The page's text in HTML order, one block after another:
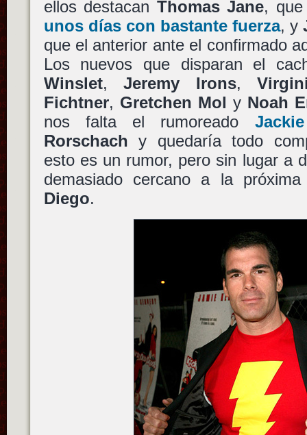
ellos destacan Thomas Jane,
unos días con bastante fuerza, y
que el anterior ante el confirmado
Los nuevos que disparan el
Winslet,Jeremy Irons,
Fichtner, Gretchen Mol y Noah
nos falta el rumoreado
Rorschachy quedaría todo
esto es un rumor, pero sin lugar a
demasiado cercano a la
Diego.